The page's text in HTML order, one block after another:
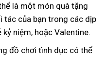
là một món quà tặng
tác của bạn trong các dịp
niệm, hoặc Valentine.
đồ chơi tình dục có thể